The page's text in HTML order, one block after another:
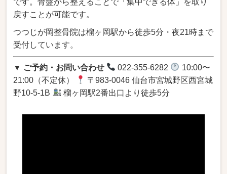
戻すことが可能です。
つつじが岡整骨院は榴ヶ岡駅から徒歩5分・夜21時まで
受付しています。
▼ ご予約・お問い合わせ 022-355-6282
10:00〜
21:00（不定休）
〒983-0046 仙台市宮城野区西宮城
野10-5-1B
榴ヶ岡駅2番出口より徒歩5分